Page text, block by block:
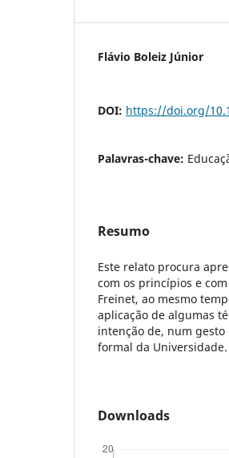
Flávio Boleiz Júnior
DOI: https://doi.org/
Palavras-chave:
Resumo
Este relato procura
com os princípios e
Freinet, ao mesmo
aplicação de algumas
intenção de, num
formal da Universidade.
Downloads